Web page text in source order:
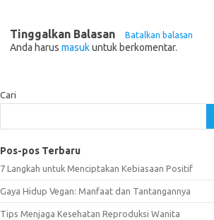
Tinggalkan Balasan Batalkan balasan
Anda harus masukuntuk berkomentar.
Cari
Pos-pos Terbaru
7 Langkah untuk Menciptakan Kebiasaan Positif
Gaya Hidup Vegan: Manfaat dan Tantangannya
Tips Menjaga Kesehatan Reproduksi Wanita